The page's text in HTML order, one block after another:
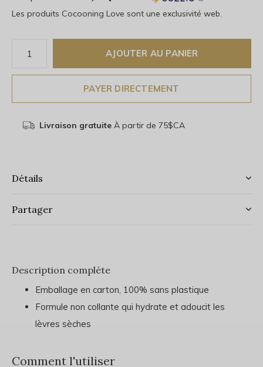
Les produits Cocooning Love sont une exclusivité web.
AJOUTER AU PANIER
PAYER DIRECTEMENT
Livraison gratuiteÀ partir de 75$CA
Détails
Partager
Description complète
Emballage en carton, 100% sans plastique
Formule non collante qui hydrate et adoucit les
lèvres sèches
Comment l'utiliser